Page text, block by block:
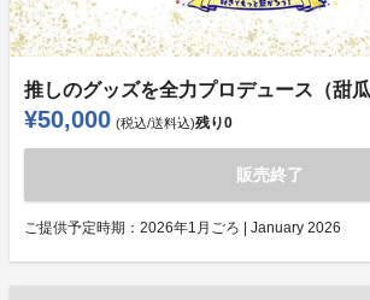
推しのグッズを全力プロデュース（甜瓜
¥50,000 (税込/送料込)残り0
販売終了
ご提供予定時期： 2026年1月ごろ | January 2026